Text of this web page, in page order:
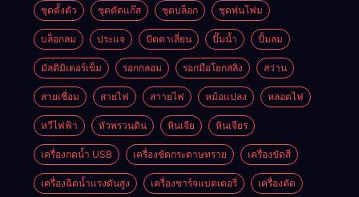
ชุดตั้งตัว ชุดตัดแก๊ส ชุดบล็อก ชุดพ่นโฟม
บล็อกลม ประแจ ปัตตาเลี่ยน ปั๊มน้ำ ปั้มลม
มัลติมิเตอร์เข็ม รอกกลอม รอกมือโยกสลิง สว่าน
สายเชื่อม สายไฟ สาายไฟ หม้อแปลง หลอดไฟ
หวีไฟฟ้า หัวพรวนดิน หินเจีย หินเจียร
เครื่องกดน้ำ USB เครื่องขัดกระดาษทราย เครื่องขัดสี
เครื่องฉีดน้ำแรงดันสูง เครื่องชาร์จแบตเตอรี่ เครื่องตัด